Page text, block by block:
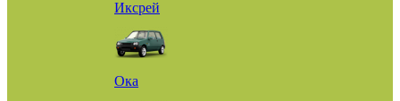
Иксрей
Ока